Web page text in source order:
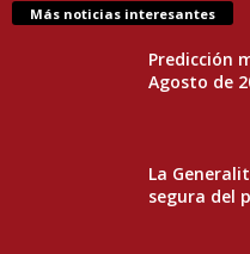
Más noticias interesantes
Predicción
Agosto de
La
segura del